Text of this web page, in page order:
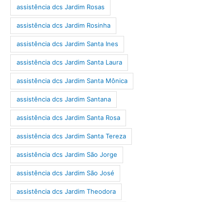
assistência dcs Jardim Rosas
assistência dcs Jardim Rosinha
assistência dcs Jardim Santa Ines
assistência dcs Jardim Santa Laura
assistência dcs Jardim Santa Mônica
assistência dcs Jardim Santana
assistência dcs Jardim Santa Rosa
assistência dcs Jardim Santa Tereza
assistência dcs Jardim São Jorge
assistência dcs Jardim São José
assistência dcs Jardim Theodora